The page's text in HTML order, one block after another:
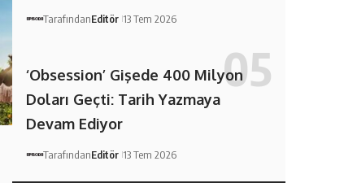
TarafındanEditör 13 Tem 2026
‘Obsession’ Gişede 400 Milyon
Doları Geçti: Tarih Yazmaya
Devam Ediyor
TarafındanEditör 13 Tem 2026